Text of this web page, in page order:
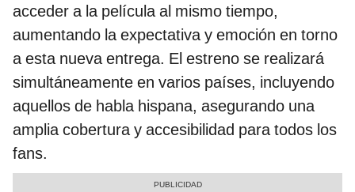
acceder a la película al mismo tiempo,
aumentando la expectativa y emoción en torno
a esta nueva entrega. El estreno se realizará
simultáneamente en varios países, incluyendo
aquellos de habla hispana, asegurando una
amplia cobertura y accesibilidad para todos los
fans.